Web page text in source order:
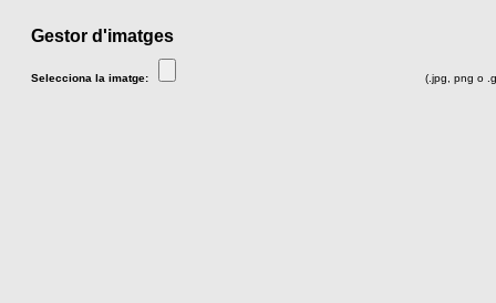
Gestor d'imatges
Selecciona la imatge: (.jpg, png o